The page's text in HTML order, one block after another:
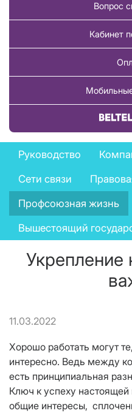
Вопрос
Кабинет
Company
menu
Руководство
Сети связи
Профсоюзная жизнь
Вышестоящий
Укрепление
11.03.2022
Хорошо работать могут
интересно. Ведь между
есть принципиальная
Ключ к успеху
общие интересы,